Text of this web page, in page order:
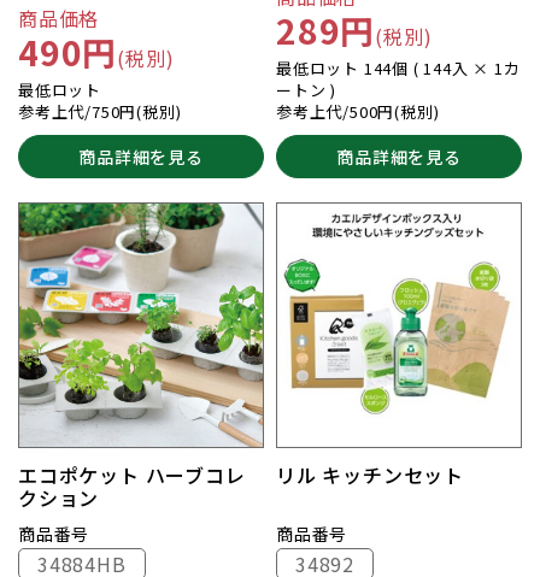
商品価格
490円(税別)
最低ロット
参考上代/750円(税別)
商品詳細を見る
289円(税別)
最低ロット 144個 ( 144入 × 1カ
ートン )
参考上代/500円(税別)
商品詳細を見る
エコポケット ハーブコレ
クション
商品番号
34884HB
リル キッチンセット
商品番号
34892